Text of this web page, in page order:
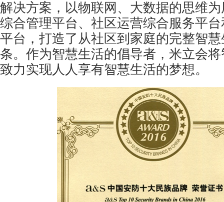
解决方案，以物联网、大数据的思维
综合管理平台、社区运营综合服务平
平台，打造了从社区到家庭的完整智
条。作为智慧生活的倡导者，米立会
致力实现人人享有智慧生活的梦想。